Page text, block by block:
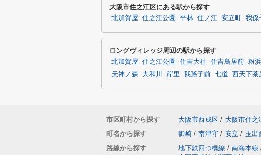
大阪市住之江区にある駅から探す
北加賀屋 住之江公園 平林 住ノ江 安立町 我孫
ロングヴィレッジ周辺の駅から探す
北加賀屋 住之江公園 住吉大社 住吉鳥居前 粉浜
天神ノ森
大和川 岸里 我孫子前 七道 西天下茶
市区町村から探す 大阪市西成区 / 大阪市住之
町名から探す
御崎 / 南津守 / 安立 / 玉出
路線から探す
地下鉄四つ橋線 / 南海本線